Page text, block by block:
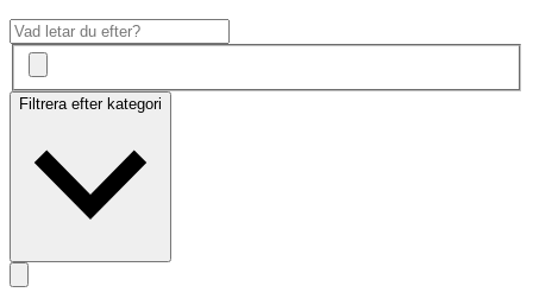
Filtrera efter kategori